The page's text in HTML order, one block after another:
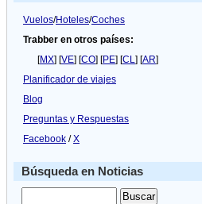
Vuelos/Hoteles/Coches
Trabber en otros países:
[MX] [VE] [CO] [PE] [CL] [AR]
Planificador de viajes
Blog
Preguntas y Respuestas
Facebook /X
Búsqueda en Noticias